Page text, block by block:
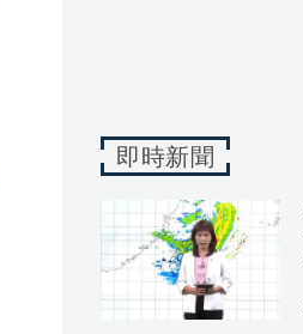
即時新聞